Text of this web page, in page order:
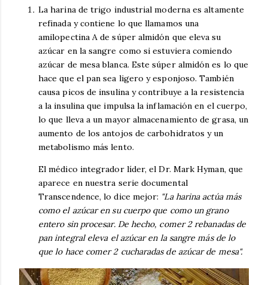
La harina de trigo industrial moderna es altamente
refinada y contiene lo que llamamos una
amilopectina A de súper almidón que eleva su
azúcar en la sangre como si estuviera comiendo
azúcar de mesa blanca. Este súper almidón es lo que
hace que el pan sea ligero y esponjoso. También
causa picos de insulina y contribuye a la resistencia
a la insulina que impulsa la inflamación en el cuerpo,
lo que lleva a un mayor almacenamiento de grasa, un
aumento de los antojos de carbohidratos y un
metabolismo más lento.
El médico integrador líder, el Dr. Mark Hyman, que
aparece en nuestra serie documental
Transcendence, lo dice mejor: "La harina actúa más
como el azúcar en su cuerpo que como un grano
entero sin procesar. De hecho, comer 2 rebanadas de
pan integral eleva el azúcar en la sangre más de lo
que lo hace comer 2 cucharadas de azúcar de mesa".